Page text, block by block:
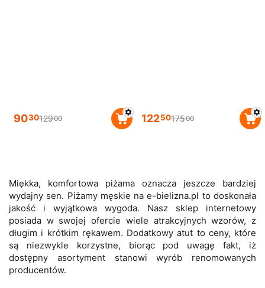
903012900 1225017500
Miękka, komfortowa piżama oznacza jeszcze bardziej
wydajny sen. Piżamy męskie na e-bielizna.pl to doskonała
jakość i wyjątkowa wygoda. Nasz sklep internetowy
posiada w swojej ofercie wiele atrakcyjnych wzorów, z
długim i krótkim rękawem. Dodatkowy atut to ceny, które
są niezwykle korzystne, biorąc pod uwagę fakt, iż
dostępny asortyment stanowi wyrób renomowanych
producentów.